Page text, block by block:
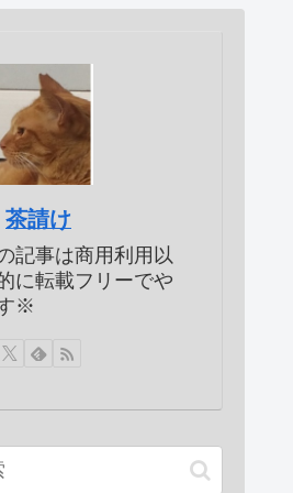
茶請け
記事は商用利用以
に転載フリーでや
※